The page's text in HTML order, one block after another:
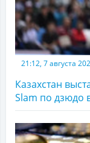
21:12, 7 августа
Казахстан
Slam по дзюдо